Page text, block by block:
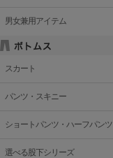
男女兼用アイテム
スカート
パンツ・スキニー
ショートパンツ・ハーフパンツ
選べる股下シリーズ